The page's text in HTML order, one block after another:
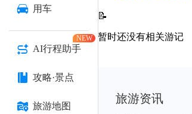
用车
AI行程助手
NEW
攻略·景点
旅游地图
📝
暂时还没有相关游记
旅游资讯